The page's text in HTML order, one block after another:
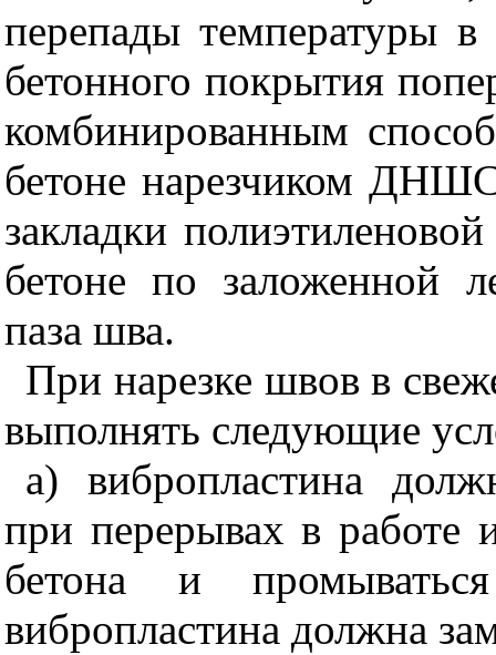
перепады температуры в
бетонного покрытия
комбинированным
бетоне нарезчиком
закладки
бетоне по заложенной
паза шва.
При нарезке швов в
выполнять следующие
а) вибропластина
при перерывах в работе
бетона и
вибропластина должна